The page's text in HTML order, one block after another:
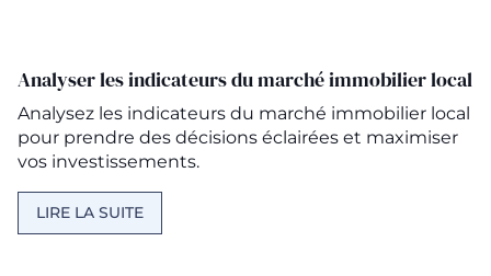
Analyser les indicateurs du marché immobilier local
Analysez les indicateurs du marché immobilier local
pour prendre des décisions éclairées et maximiser
vos investissements.
LIRE LA SUITE